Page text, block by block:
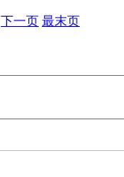
下一页 最末页